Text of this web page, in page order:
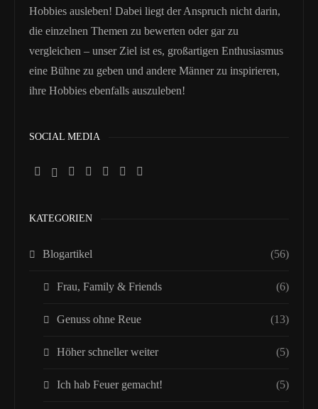
Hobbies ausleben! Dabei liegt der Anspruch nicht darin,
die einzelnen Themen zu bewerten oder gar zu
vergleichen – unser Ziel ist es, großartigen Enthusiasmus
eine Bühne zu geben und andere Männer zu inspirieren,
ihre Hobbies ebenfalls auszuleben!
SOCIAL MEDIA
KATEGORIEN
Blogartikel (56)
Frau, Family & Friends (6)
Genuss ohne Reue (13)
Höher schneller weiter (5)
Ich hab Feuer gemacht! (5)